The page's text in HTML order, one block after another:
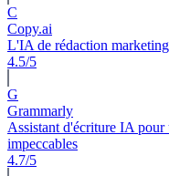
C
Copy.ai
L'IA de rédaction
4.5/5
G
Grammarly
Assistant d'écriture IA pour
impeccables
4.7/5